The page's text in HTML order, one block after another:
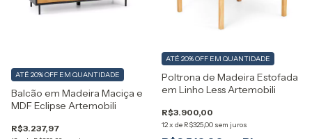
Balcão em Madeira Maciça e
MDF Eclipse Artemobili
R$3.237,97
ATÉ 20% OFF EM QUANTIDADE
Poltrona de Madeira Estofada
em Linho Less Artemobili
R$3.900,00
12x de R$325,00 sem juros
ATÉ 20% OFF EM QUANTIDADE